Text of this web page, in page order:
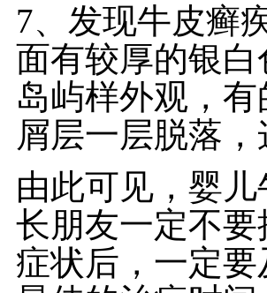
7、发现牛皮癣
面有较厚的银
岛屿样外观，
屑层一层脱落
由此可见，婴
长朋友一定不
症状后，一定